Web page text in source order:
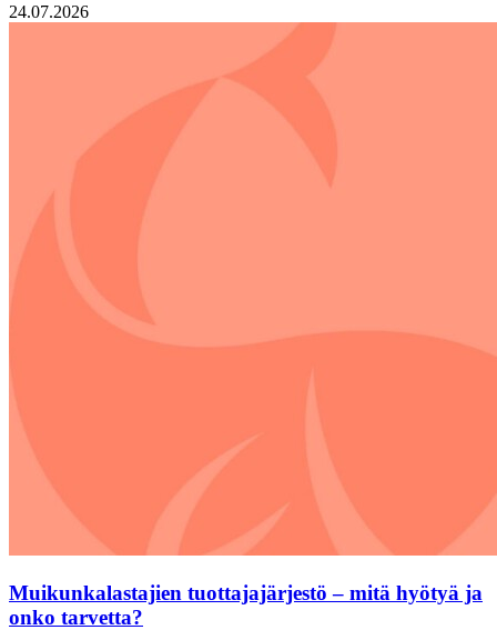
24.07.2026
Muikunkalastajien tuottajajärjestö – mitä hyötyä ja
onko tarvetta?